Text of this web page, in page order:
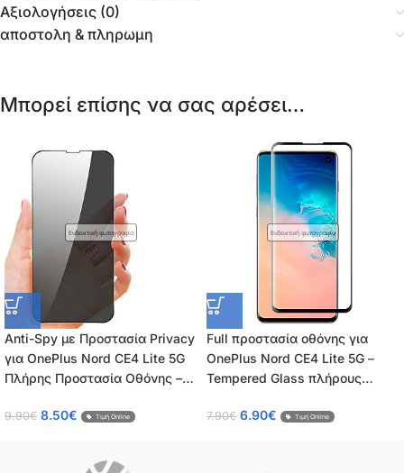
Αξιολογήσεις (0)
αποστολη & πληρωμη
Μπορεί επίσης να σας αρέσει…
Ενδεικτική φωτογραφία
Anti-Spy με Προστασία Privacy
για OnePlus Nord CE4 Lite 5G
Πλήρης Προστασία Οθόνης –
100%, OEM, 0.26mm
9.90€ 8.50€ Τιμή Online
Ενδεικτική φωτογραφία
Full προστασία οθόνης για
OnePlus Nord CE4 Lite 5G –
Tempered Glass πλήρους
7.90€ 6.90€ Τιμή Online